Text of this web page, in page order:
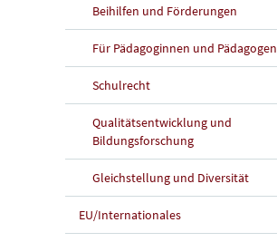
Beihilfen und Förderungen
Für Pädagoginnen und Pädagogen
Schulrecht
Qualitätsentwicklung und
Bildungsforschung
Gleichstellung und Diversität
EU/Internationales